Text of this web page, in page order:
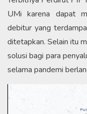
UMi karena dapat
debitur yang
ditetapkan. Selain itu
solusi bagi para
selama pandemi